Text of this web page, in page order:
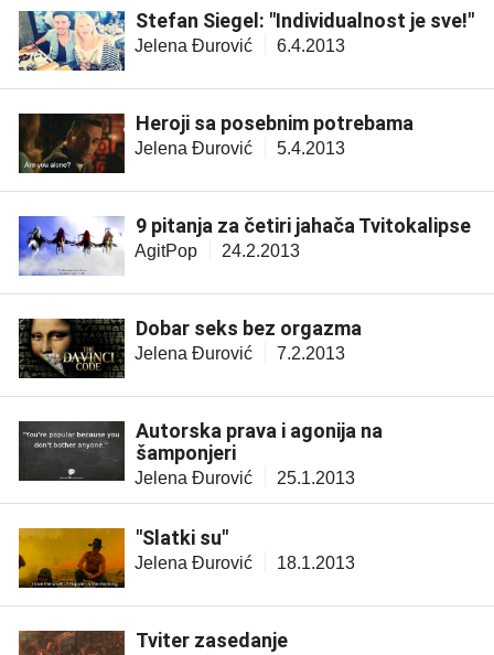
Stefan Siegel: "Individualnost je sve!"
Jelena Đurović 6.4.2013
Heroji sa posebnim potrebama
Jelena Đurović 5.4.2013
9 pitanja za četiri jahača Tvitokalipse
AgitPop 24.2.2013
Dobar seks bez orgazma
Jelena Đurović 7.2.2013
Autorska prava i agonija na
šamponjeri
Jelena Đurović 25.1.2013
"Slatki su"
Jelena Đurović 18.1.2013
Tviter zasedanje